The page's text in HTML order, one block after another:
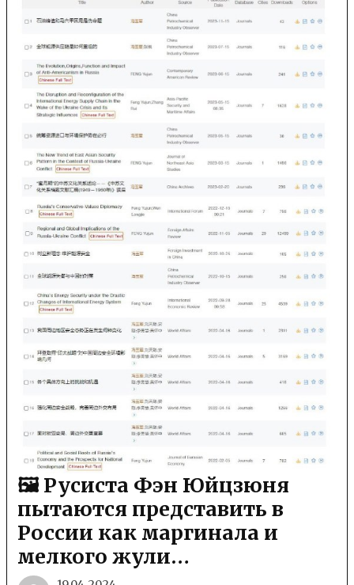
🖼 Русиста Фэн Юйцзюня
пытаются представить в
России как маргинала и
мелкого жули…